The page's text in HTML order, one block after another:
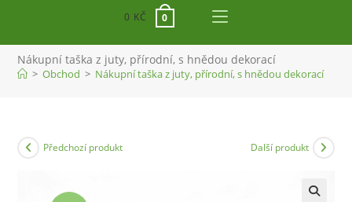
0 KČ 0
Nákupní taška z juty, přírodní, s hnědou dekorací
> Obchod > Nákupní taška z juty, přírodní, s hnědou dekorací
Předchozí produkt Další produkt